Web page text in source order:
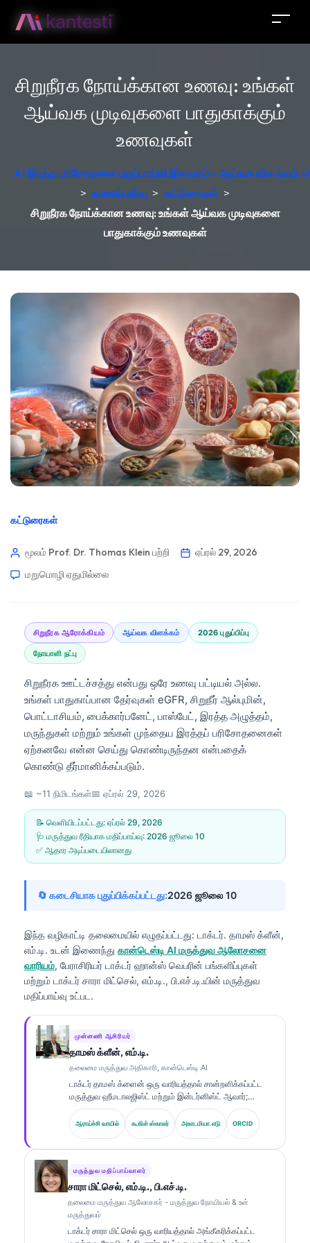
சிறுநீரக நோய்க்கான உணவு: உங்கள்
ஆய்வக முடிவுகளை பாதுகாக்கும்
உணவுகள்
AI இரத்த பரிசோதனை பகுப்பாய்வி இலவசம் - ஆய்வக விளக்கம்,
> வலைப்பதிவு > கட்டுரைகள் >
சிறுநீரக நோய்க்கான உணவு: உங்கள் ஆய்வக முடிவுகளை
பாதுகாக்கும் உணவுகள்
கட்டுரைகள்
மூலம் Prof. Dr. Thomas Klein பற்றி
ஏப்ரல் 29, 2026
மறுமொழி ஏதுமில்லை
சிறுநீரக ஆரோக்கியம் ஆய்வக விளக்கம் 2026 புதுப்பிப்பு
நோயாளி நட்பு
சிறுநீரக ஊட்டச்சத்து என்பது ஒரே உணவு பட்டியல் அல்ல.
உங்கள் பாதுகாப்பான தேர்வுகள் eGFR, சிறுநீர் ஆல்புமின்,
பொட்டாசியம், பைக்கார்பனேட், பாஸ்பேட், இரத்த அழுத்தம்,
மருந்துகள் மற்றும் உங்கள் முந்தைய இரத்தப் பரிசோதனைகள்
ஏற்கனவே என்ன செய்து கொண்டிருந்தன என்பதைக்
கொண்டு தீர்மானிக்கப்படும்.
📖 ~11 நிமிடங்கள்📅 ஏப்ரல் 29, 2026
📝 வெளியிடப்பட்டது: ஏப்ரல் 29, 2026
🩺 மருத்துவ ரீதியாக மதிப்பாய்வு: 2026 ஜூலை 10
✅ ஆதார அடிப்படையிலானது
🔄 கடைசியாக புதுப்பிக்கப்பட்டது:2026 ஜூலை 10
இந்த வழிகாட்டி தலைமையில் எழுதப்பட்டது: டாக்டர். தாமஸ் க்ளீன்,
எம்.டி. உடன் இணைந்து கான்டெஸ்டி AI மருத்துவ ஆலோசனை
வாரியம், பேராசிரியர் டாக்டர் ஹான்ஸ் வெபரின் பங்களிப்புகள்
மற்றும் டாக்டர் சாரா மிட்செல், எம்.டி., பி.எச்.டி.யின் மருத்துவ
மதிப்பாய்வு உட்பட.
முன்னணி ஆசிரியர்
தாமஸ் க்ளீன், எம்.டி.
தலைமை மருத்துவ அதிகாரி, கான்டெஸ்டி AI
டாக்டர் தாமஸ் க்ளைன் ஒரு வாரியத்தால் சான்றளிக்கப்பட்ட
மருத்துவ ஹீமடாலஜிஸ்ட் மற்றும் இன்டர்னிஸ்ட் ஆவார்;
ஆய்வக மருத்துவம் மற்றும் AI உதவியுடன் மருத்துவ
பகுப்பாய்வு துறைகளில் 15 ஆண்டுகளுக்கும் மேலான
அனுபவம் கொண்டவர். Kantesti AI நிறுவனத்தின் தலைமை
வழங்குகிறார். உயிர்மார்க்கர் விளக்கம் மற்றும் ஆய்வக
நோயறிதல் தொடர்பான ஆய்வுகளை டாக்டர் க்ளைன் ஆய்வக
மருத்துவம் சார்ந்த தலைப்புகளில் விரிவாக வெளியிட்டுள்ளார்.
ஆராய்ச்சி வாயில் கூகிள் ஸ்காலர் அகாடமியா.எடு ORCID
மருத்துவ மதிப்பாய்வாளர்
சாரா மிட்செல், எம்.டி., பி.எச்.டி.
தலைமை மருத்துவ ஆலோசகர் - மருத்துவ நோயியல் & உள்
மருத்துவம்
டாக்டர் சாரா மிட்செல் ஒரு வாரியத்தால் அங்கீகரிக்கப்பட்ட